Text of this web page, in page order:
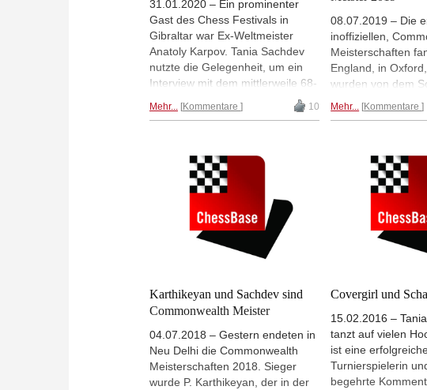
31.01.2020 – Ein prominenter
Gast des Chess Festivals in
Gibraltar war Ex-Weltmeister
Anatoly Karpov. Tania Sachdev
nutzte die Gelegenheit, um ein
Interview mit dem mittlerweile 68-
entstand ein Highlight des
und stellte interessante Fragen,
Karpov gab gerne Auskunft. |
Foto: Screenshot des Interviews
Mehr... Kommentare 10
08.07.2019 – Die
inoffiziellen,
Meisterschaften
England, in
wurden von dem
später, 1983, gab
Meisterschaft,
die Australier Ian
Gregory Hjorth. Die
Commonwealth
2019 wurden vom
Juli in Neu Delhi
Abijheet Gupta und
Titel. | Foto:
Mehr... Kommentare
Karthikeyan und Sachdev sind
Commonwealth Meister
04.07.2018 – Gestern endeten in
Neu Delhi die Commonwealth
Meisterschaften 2018. Sieger
wurde P. Karthikeyan, der in der
Covergirl und
15.02.2016 –
tanzt auf vielen
ist eine
Turnierspielerin
begehrte